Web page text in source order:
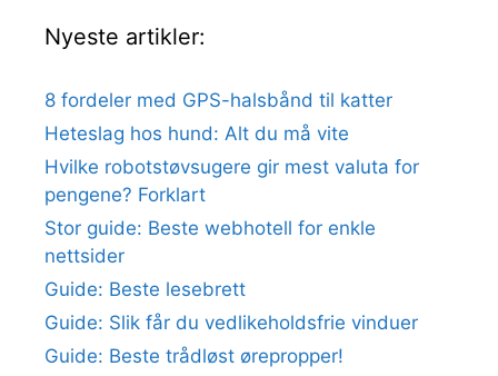
Nyeste artikler:
8 fordeler med GPS-halsbånd til katter
Heteslag hos hund: Alt du må vite
Hvilke robotstøvsugere gir mest valuta for
pengene? Forklart
Stor guide: Beste webhotell for enkle
nettsider
Guide: Beste lesebrett
Guide: Slik får du vedlikeholdsfrie vinduer
Guide: Beste trådløst ørepropper!